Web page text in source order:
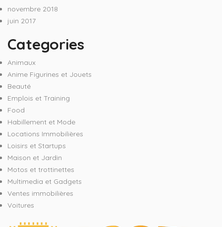
novembre 2018
juin 2017
Categories
Animaux
Anime Figurines et Jouets
Beauté
Emplois et Training
Food
Habillement et Mode
Locations Immobilières
Loisirs et Startups
Maison et Jardin
Motos et trottinettes
Multimedia et Gadgets
Ventes immobilières
Voitures